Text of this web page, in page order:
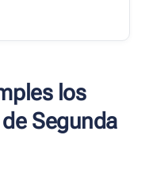
los
Segunda